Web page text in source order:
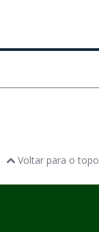
Voltar para o topo